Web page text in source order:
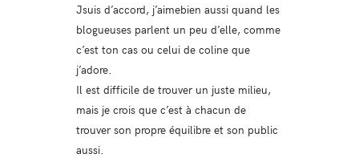
Jsuis d’accord, j’aimebien aussi quand les
blogueuses parlent un peu d’elle, comme
c’est ton cas ou celui de coline que
j’adore.
Il est difficile de trouver un juste milieu,
mais je crois que c’est à chacun de
trouver son propre équilibre et son public
aussi.